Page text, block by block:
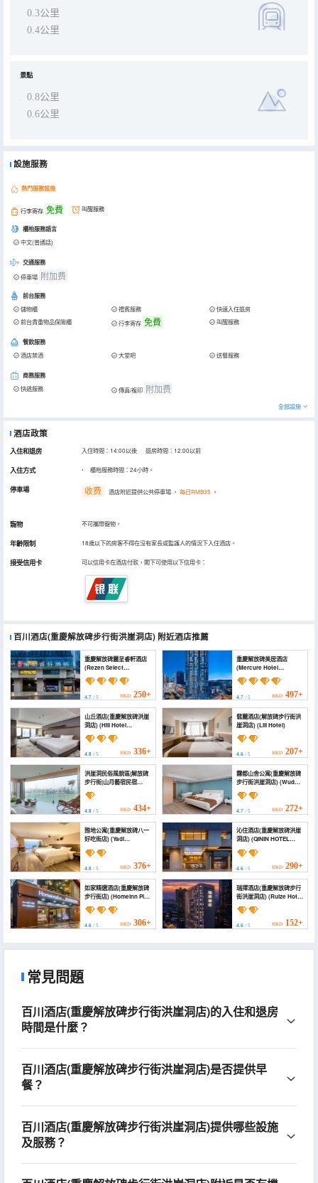
0.3公里
0.4公里
景點
0.8公里
0.6公里
設施服務
熱門服務設施
行李寄存 免費 叫醒服務
櫃枱服務語言
中文(普通話)
交通服務
停車場 附加费
前台服務
儲物櫃 禮賓服務
快速入住退房
前台貴重物品保險櫃
行李寄存 免費 叫醒服務
餐飲服務
酒店禁酒 大堂吧 送餐服務
商務服務
快遞服務 傳真/複印 附加费
全部設施
酒店政策
入住和退房 入住時間：14:00以後 退房時間：12:00以前
入住方式 櫃枱服務時間：24小時。
停車場 收费 酒店附近提供公共停車場 ， 每日RMB35 。
寵物 不可攜帶寵物。
年齡限制 18歲以下的房客不得在沒有家長或監護人的情況下入住酒店。
接受信用卡 可以信用卡在酒店付款，閣下可使用以下信用卡：
百川酒店(重慶解放碑步行街洪崖洞店) 附近酒店推薦
重慶解放碑麗呈睿軒酒店
(Rezen Select
Chongqing Jiefangbei)
4.7 / 5 HKD 250+
重慶解放碑美居酒店
(Mercure Hotel
Chongqing Jiefangbei)
4.7/ 5 HKD 497+
山丘酒店(重慶解放碑洪崖
洞店) (Hill Hotel
(Chongqing Jiefangbei
Hongyadong Branch))
4.8 / 5 HKD 336+
翡麗酒店(解放碑步行街洪
崖洞店) (Lili Hotel)
4.6/ 5 HKD 207+
洪崖洞民俗風貌區|解放碑
步行街|山月藝宿民宿
(Jiefangbei Shanyue
Homestay)
4.8 / 5 HKD 434+
霧都山舍公寓(重慶解放碑
步行街洪崖洞店) (Wudu
Shanshe Apartment
(Chongqing Jiefangbei
Pedestrian Street Hong
Ya Dong))
4.7/ 5 HKD 272+
雅地公寓(重慶解放碑八一
好吃街店) (Yadi
Apartment (Chongqing
Jiefangbei Bayi Haochi
Street Store))
4.8 / 5 HKD 376+
沁住酒店(重慶解放碑洪崖
洞店) (QININ HOTEL
(Chongqing Jiefangbei
Hongyadong Branch))
4.6/ 5 HKD 290+
如家精選酒店(重慶解放碑
步行街店) (Homeinn Plus
Hotel (Chongqing
Jiefangbei Pedestrian
Street))
4.6 / 5 HKD 306+
瑞擇酒店(重慶解放碑步行
街洪崖洞店) (Ruize Hotel
(Chongqing Jiefangbei
Pedestrian Street))
4.6/ 5 HKD 152+
常見問題
百川酒店(重慶解放碑步行街洪崖洞店)的入住和退房
時間是什麼？
百川酒店(重慶解放碑步行街洪崖洞店)是否提供早
餐？
百川酒店(重慶解放碑步行街洪崖洞店)提供哪些設施
及服務？